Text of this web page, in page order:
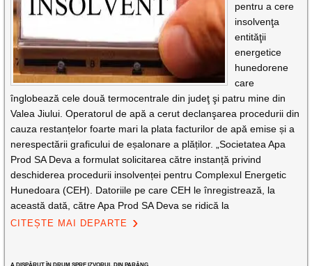
pentru a cere
insolvenţa
entităţii
energetice
hunedorene
care
înglobează cele două termocentrale din judeţ şi patru mine din
Valea Jiului. Operatorul de apă a cerut declanşarea procedurii din
cauza restanțelor foarte mari la plata facturilor de apă emise și a
nerespectării graficului de eșalonare a plăților. „Societatea Apa
Prod SA Deva a formulat solicitarea către instanță privind
deschiderea procedurii insolvenței pentru Complexul Energetic
Hunedoara (CEH). Datoriile pe care CEH le înregistrează, la
această dată, către Apa Prod SA Deva se ridică la
CITEȘTE MAI DEPARTE